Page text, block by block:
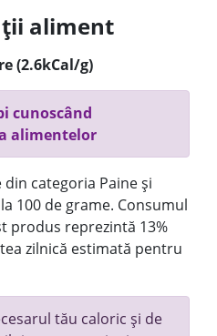
aliment
(2.6kCal/g)
cunoscând
alimentelor
categoria Paine și
100 de grame. Consumul
produs reprezintă 13%
zilnică estimată pentru
tău caloric și de